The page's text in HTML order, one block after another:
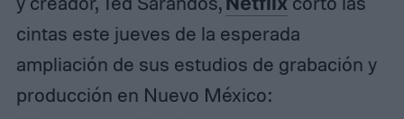
cintas este jueves de la esperada
ampliación de sus estudios de grabación y
producción en Nuevo México: